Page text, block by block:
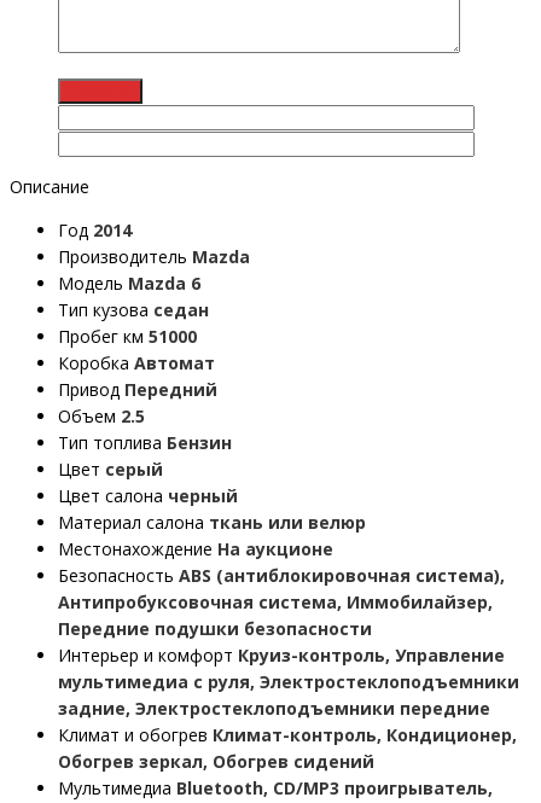
Описание
Год 2014
Производитель Mazda
Модель Mazda 6
Тип кузова седан
Пробег км 51000
Коробка Автомат
Привод Передний
Объем 2.5
Тип топлива Бензин
Цвет серый
Цвет салона черный
Материал салона ткань или велюр
Местонахождение На аукционе
Безопасность ABS (антиблокировочная система),
Антипробуксовочная система, Иммобилайзер,
Передние подушки безопасности
Интерьер и комфорт Круиз-контроль, Управление
мультимедиа с руля, Электростеклоподъемники
задние, Электростеклоподъемники передние
Климат и обогрев Климат-контроль, Кондиционер,
Обогрев зеркал, Обогрев сидений
Мультимедиа Bluetooth, CD/MP3 проигрыватель,